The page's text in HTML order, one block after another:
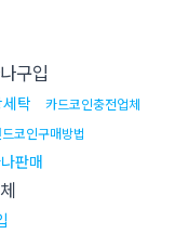
구입
탁 카드코인충전업체
코인구매방법
판매